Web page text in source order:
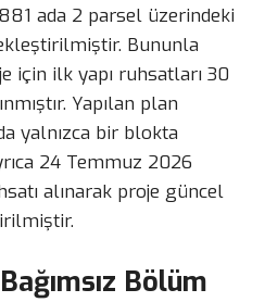
ada 2 parsel üzerindeki
Bununla
için ilk yapı ruhsatları 30
Yapılan plan
yalnızca bir blokta
24 Temmuz 2026
alınarak proje güncel
Bölüm